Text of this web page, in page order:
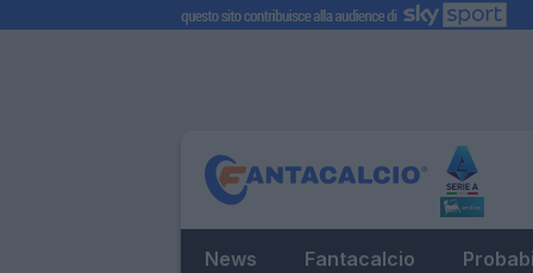
News Fantacalcio